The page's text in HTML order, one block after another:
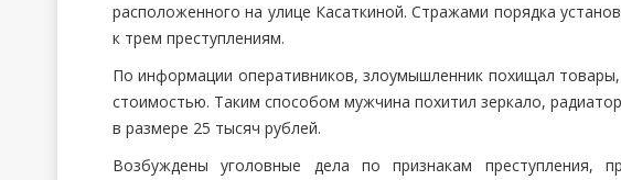
расположенного на улице Касаткиной. Стражами порядка
к трем преступлениям.
По информации оперативников, злоумышленник похищал
стоимостью. Таким способом мужчина похитил зеркало,
в размере 25 тысяч рублей.
Возбуждены уголовные дела по признакам преступления,